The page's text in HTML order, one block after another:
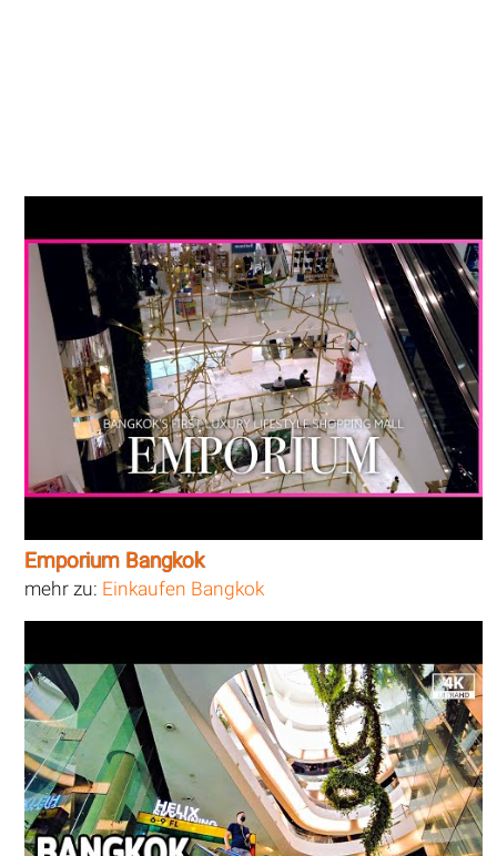
Emporium Bangkok
mehr zu: Einkaufen Bangkok